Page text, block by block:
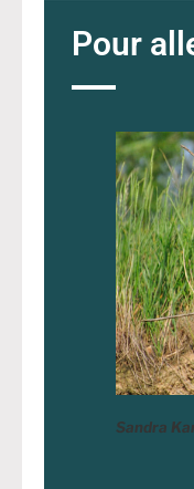
Pour
Sandra